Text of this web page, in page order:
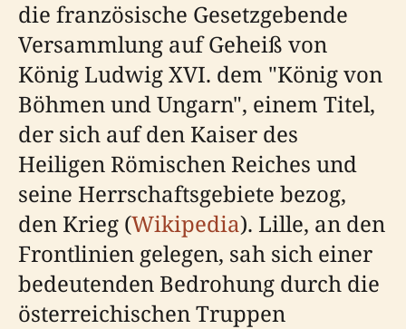
die französische Gesetzgebende
Versammlung auf Geheiß von
König Ludwig XVI. dem "König von
Böhmen und Ungarn", einem Titel,
der sich auf den Kaiser des
Heiligen Römischen Reiches und
seine Herrschaftsgebiete bezog,
den Krieg (Wikipedia). Lille, an den
Frontlinien gelegen, sah sich einer
bedeutenden Bedrohung durch die
österreichischen Truppen